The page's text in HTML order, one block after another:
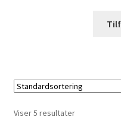
Viser 5 resultater